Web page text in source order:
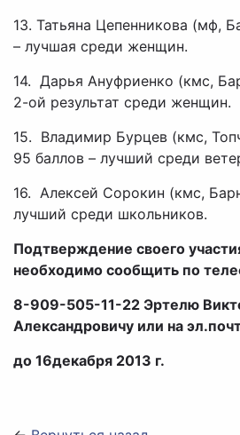
13.​ Татьяна Цепенникова (мф,
– лучшая среди женщин.
14.​ Дарья Ануфриенко (кмс,
2-ой результат среди женщин.
15.​ Владимир Бурцев (кмс,
95 баллов – лучший среди
16.​ Алексей Сорокин (кмс,
лучший среди школьников.
Подтверждение своего
необходимо сообщить по
8-909-505-11-22 Эртелю
Александровичу или на
до 16декабря 2013 г.